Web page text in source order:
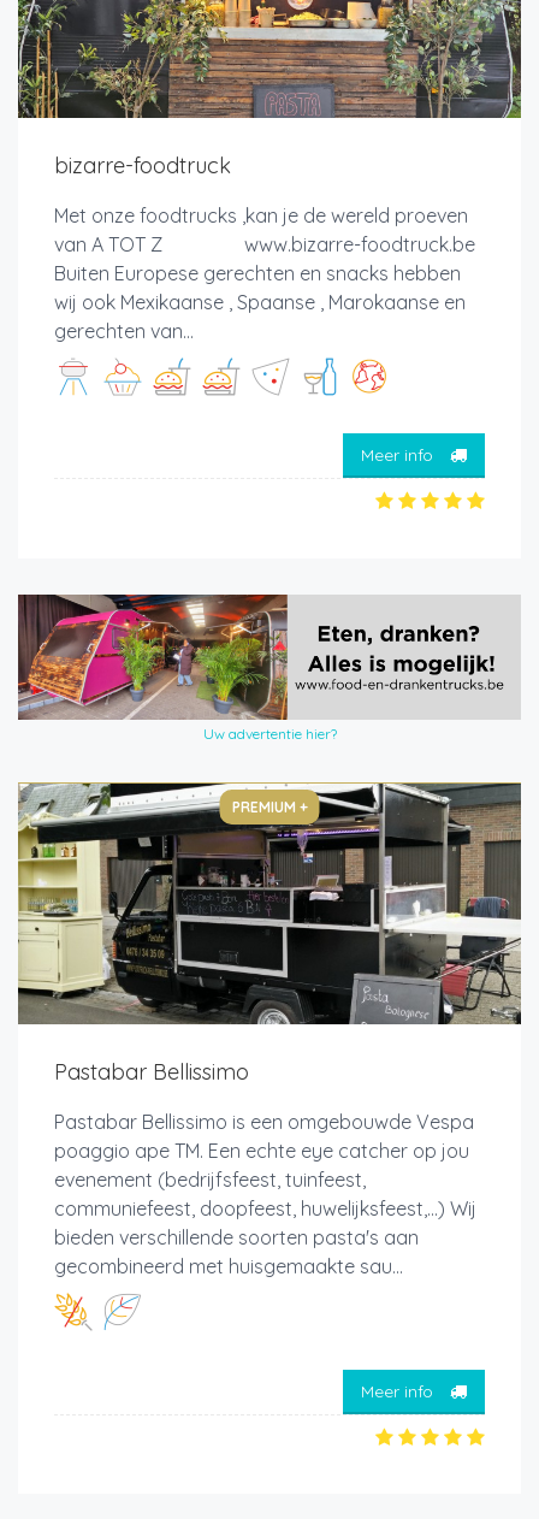
bizarre-foodtruck
Met onze foodtrucks ,kan je de wereld proeven
van A TOT Z www.bizarre-foodtruck.be
Buiten Europese gerechten en snacks hebben
wij ook Mexikaanse , Spaanse , Marokaanse en
gerechten van...
Meer info
Uw advertentie hier?
PREMIUM +
Pastabar Bellissimo
Pastabar Bellissimo is een omgebouwde Vespa
poaggio ape TM. Een echte eye catcher op jou
evenement (bedrijfsfeest, tuinfeest,
communiefeest, doopfeest, huwelijksfeest,...) Wij
bieden verschillende soorten pasta's aan
gecombineerd met huisgemaakte sau...
Meer info